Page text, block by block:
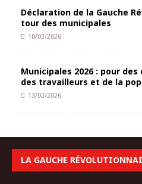
Déclaration de la Gauche
tour des municipales
18/03/2026
Municipales 2026 : pour
des travailleurs et de la
13/03/2026
LA GAUCHE